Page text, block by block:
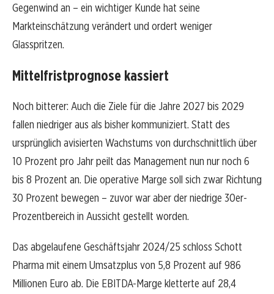
Gegenwind an – ein wichtiger Kunde hat seine
Markteinschätzung verändert und ordert weniger
Glasspritzen.
Mittelfristprognose kassiert
Noch bitterer: Auch die Ziele für die Jahre 2027 bis 2029
fallen niedriger aus als bisher kommuniziert. Statt des
ursprünglich avisierten Wachstums von durchschnittlich über
10 Prozent pro Jahr peilt das Management nun nur noch 6
bis 8 Prozent an. Die operative Marge soll sich zwar Richtung
30 Prozent bewegen – zuvor war aber der niedrige 30er-
Prozentbereich in Aussicht gestellt worden.
Das abgelaufene Geschäftsjahr 2024/25 schloss Schott
Pharma mit einem Umsatzplus von 5,8 Prozent auf 986
Millionen Euro ab. Die EBITDA-Marge kletterte auf 28,4